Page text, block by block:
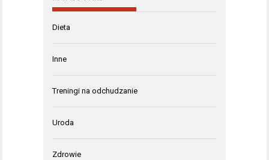
Dieta
Inne
Treningi na odchudzanie
Uroda
Zdrowie